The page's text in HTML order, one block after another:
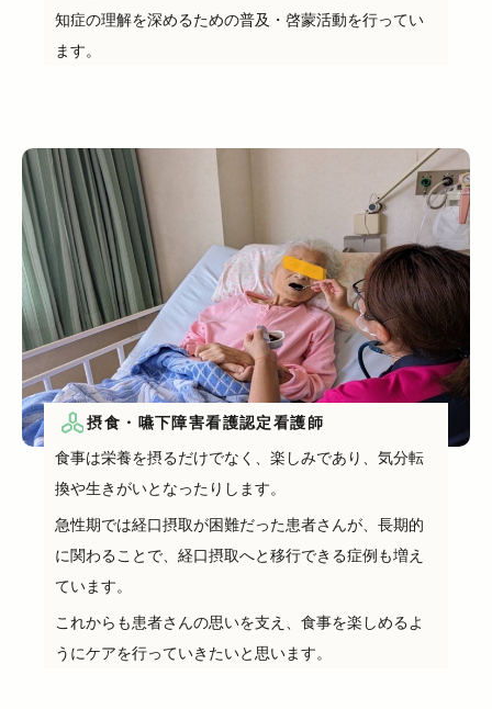
知症の理解を深めるための普及・啓蒙活動を行ってい
ます。
摂食・嚥下障害看護認定看護師
食事は栄養を摂るだけでなく、楽しみであり、気分転
換や生きがいとなったりします。
急性期では経口摂取が困難だった患者さんが、長期的
に関わることで、経口摂取へと移行できる症例も増え
ています。
これからも患者さんの思いを支え、食事を楽しめるよ
うにケアを行っていきたいと思います。